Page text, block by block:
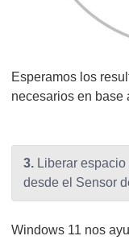
Esperamos los
necesarios en base
3. Liberar
desde el Sensor
Windows 11 nos